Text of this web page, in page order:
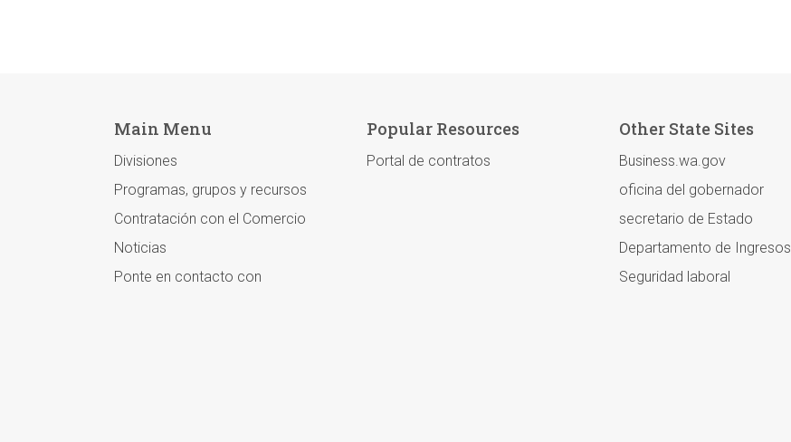
Main Menu
Divisiones
Programas, grupos y recursos
Contratación con el Comercio
Noticias
Ponte en contacto con
Popular Resources
Portal de contratos
Other State Sites
Business.wa.gov
oficina del gobernador
secretario de Estado
Departamento de Ingresos
Seguridad laboral